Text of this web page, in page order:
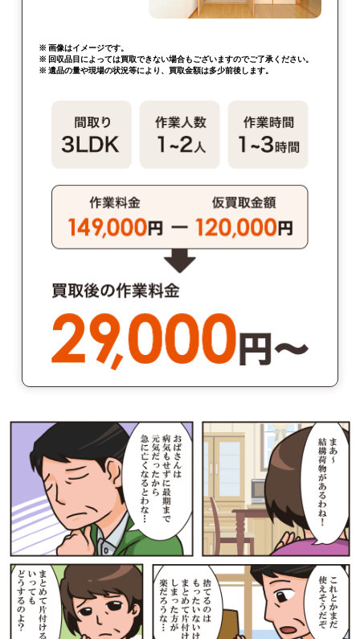
※ 画像はイメージです。
※ 回収品目によっては買取できない場合もございますのでご了承ください。
※ 遺品の量や現場の状況等により、買取金額は多少前後します。